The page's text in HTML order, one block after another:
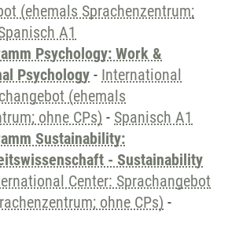
(ehemals Sprachenzentrum;
A1
Psychology: Work &
Psychology - International
(ehemals
ohne CPs) - Spanisch A1
Sustainability:
- Sustainability
Center: Sprachangebot
ohne CPs) -